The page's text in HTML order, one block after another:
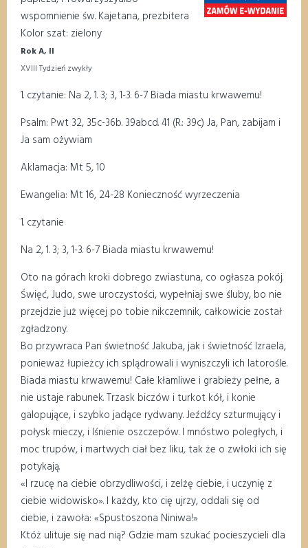
wspomnienie św. Kajetana, prezbitera
Kolor szat: zielony
Rok A, II
XVIII Tydzień zwykły
1. czytanie: Na 2, 1. 3; 3, 1-3. 6-7 Biada miastu krwawemu!
Psalm: Pwt 32, 35c-36b. 39abcd. 41 (R.: 39c) Ja, Pan, zabijam i
Ja sam ożywiam
Aklamacja: Mt 5, 10
Ewangelia: Mt 16, 24-28 Konieczność wyrzeczenia
1. czytanie
Na 2, 1. 3; 3, 1-3. 6-7 Biada miastu krwawemu!
Oto na górach kroki dobrego zwiastuna, co ogłasza pokój.
Święć, Judo, swe uroczystości, wypełniaj swe śluby, bo nie
przejdzie już więcej po tobie nikczemnik, całkowicie został
zgładzony.
Bo przywraca Pan świetność Jakuba, jak i świetność Izraela,
ponieważ łupieżcy ich splądrowali i wyniszczyli ich latorośle.
Biada miastu krwawemu! Całe kłamliwe i grabieży pełne, a
nie ustaje rabunek. Trzask biczów i turkot kół, i konie
galopujące, i szybko jadące rydwany. Jeźdźcy szturmujący i
połysk mieczy, i lśnienie oszczepów. I mnóstwo poległych, i
moc trupów, i martwych ciał bez liku, tak że o zwłoki ich się
potykają.
«I rzucę na ciebie obrzydliwości, i zelżę ciebie, i uczynię z
ciebie widowisko». I każdy, kto cię ujrzy, oddali się od
ciebie, i zawoła: «Spustoszona Niniwa!»
Któż ulituje się nad nią? Gdzie mam szukać pocieszycieli dla